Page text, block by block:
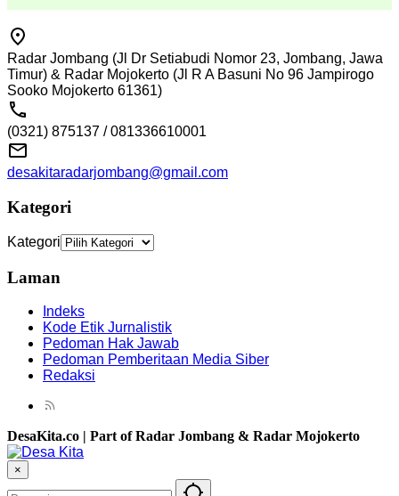
Radar Jombang (Jl Dr Setiabudi Nomor 23, Jombang, Jawa
Timur) & Radar Mojokerto (Jl R A Basuni No 96 Jampirogo
Sooko Mojokerto 61361)
(0321) 875137 / 081336610001
desakitaradarjombang@gmail.com
Kategori
Kategori
Laman
Indeks
Kode Etik Jurnalistik
Pedoman Hak Jawab
Pedoman Pemberitaan Media Siber
Redaksi
DesaKita.co | Part of Radar Jombang & Radar Mojokerto
×